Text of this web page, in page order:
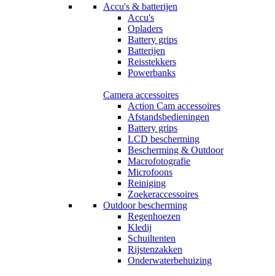
Accu's & batterijen
Accu's
Opladers
Battery grips
Batterijen
Reisstekkers
Powerbanks
Camera accessoires
Action Cam accessoires
Afstandsbedieningen
Battery grips
LCD bescherming
Bescherming & Outdoor
Macrofotografie
Microfoons
Reiniging
Zoekeraccessoires
Outdoor bescherming
Regenhoezen
Kledij
Schuiltenten
Rijstenzakken
Onderwaterbehuizing